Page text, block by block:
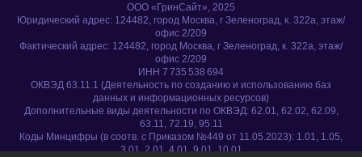
ООО «ГринСайт», 2025
Юридический адрес: 124482, город Москва, г Зеленоград, к. 322а, этаж/
офис 2/209
Фактический адрес: 124482, город Москва, г Зеленоград, к. 322а, этаж/
офис 2/209
ИНН 7 735 538 694
ОКВЭД 63.11.1 (Деятельность по созданию и использованию баз
данных и информационных ресурсов)
Дополнительные виды деятельности по ОКВЭД: 62.01, 62.02, 62.09,
63.11, 72.19, 95.11
Коды Минцифры (в соотв. с Приказом №449 от 11.05.2023): 1.01, 1.05,
3.01, 2.01, 4.01, 9.01, 10.01